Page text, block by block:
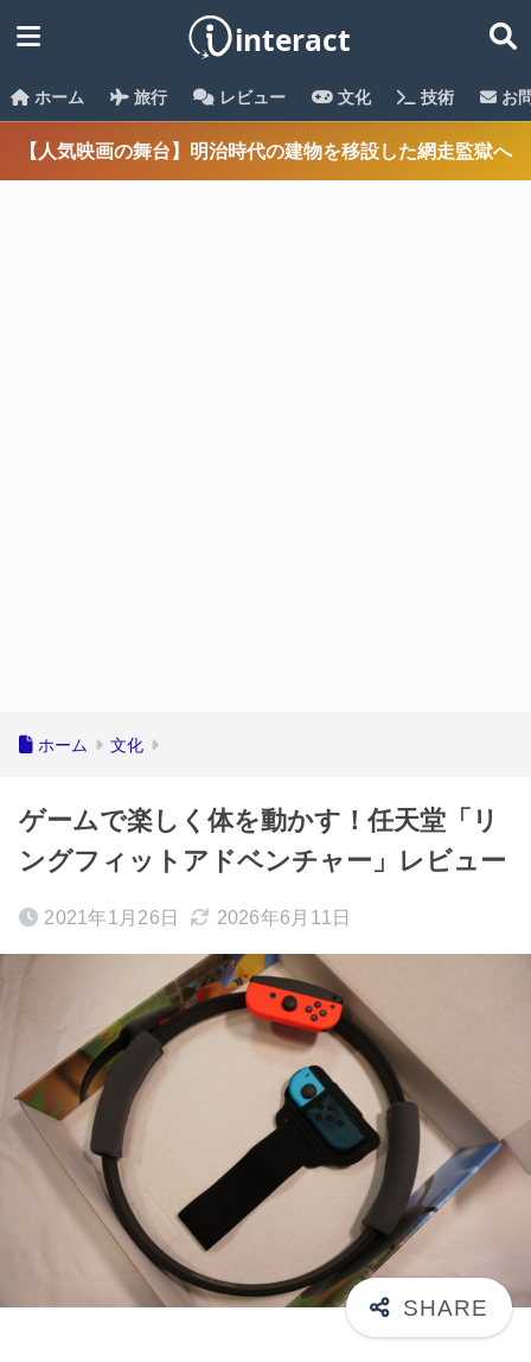
ホーム 旅行 レビュー 文化 技術 お
【人気映画の舞台】明治時代の建物を移設した網走監獄へ
ホーム 文化
ゲームで楽しく体を動かす！任天堂「リ
ングフィットアドベンチャー」レビュー
2021年1月26日 2026年6月11日